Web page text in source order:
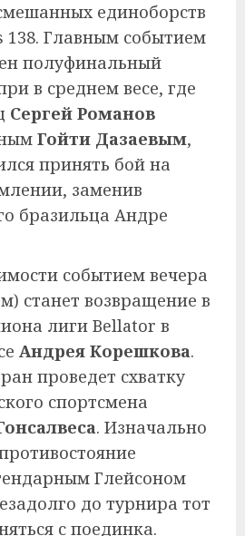
единоборств
138. Главным событием
полуфинальный
в среднем весе, где
Сергей Романов
Гойти Дазаевым,
принять бой на
заменив
бразильца Андре
событием вечера
станет возвращение в
лиги Bellator в
Андрея Корешкова.
проведет схватку
спортсмена
. Изначально
Глейсоном
до турнира тот
с поединка.